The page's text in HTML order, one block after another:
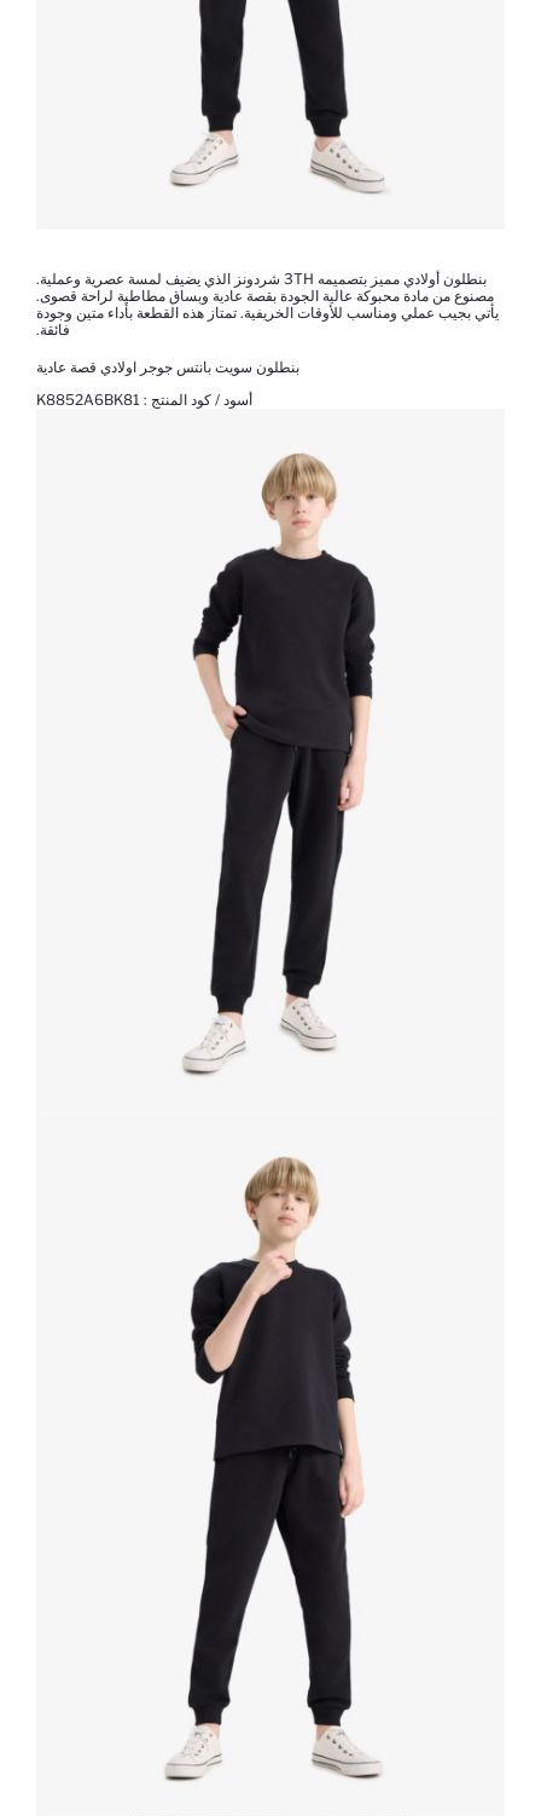
بنطلون أولادي مميز بتصميمه 3TH شردونز الذي يضيف لمسة عصرية وعملية.
مصنوع من مادة محبوكة عالية الجودة بقصة عادية وبساق مطاطية لراحة قصوى.
يأتي بجيب عملي ومناسب للأوقات الخريفية. تمتاز هذه القطعة بأداء متين وجودة
فائقة.
بنطلون سويت بانتس جوجر اولادي قصة عادية
أسود / كود المنتج : K8852A6BK81